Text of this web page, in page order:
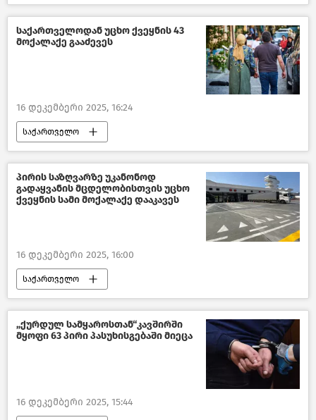
ვიდეო
საქართველოდან უცხო ქვეყნის 43
მოქალაქე გააძევეს
16 დეკემბერი 2025, 16:24
საქართველო
საქართველოს შინაგან საქმეთა სამინისტრო
შემთხვევები საქართველოში
საზოგადოება ახალი ამბები
პირის საზღვარზე უკანონოდ
გადაყვანის მცდელობისთვის უცხო
ქვეყნის სამი მოქალაქე დააკავეს
16 დეკემბერი 2025, 16:00
საქართველო
საქართველოს შინაგან საქმეთა სამინისტრო
კრიმინალი საქართველოში
ახალი ამბები
„ქურდულ სამყაროსთან“კავშირში
მყოფი 63 პირი პასუხისგებაში მიეცა
16 დეკემბერი 2025, 15:44